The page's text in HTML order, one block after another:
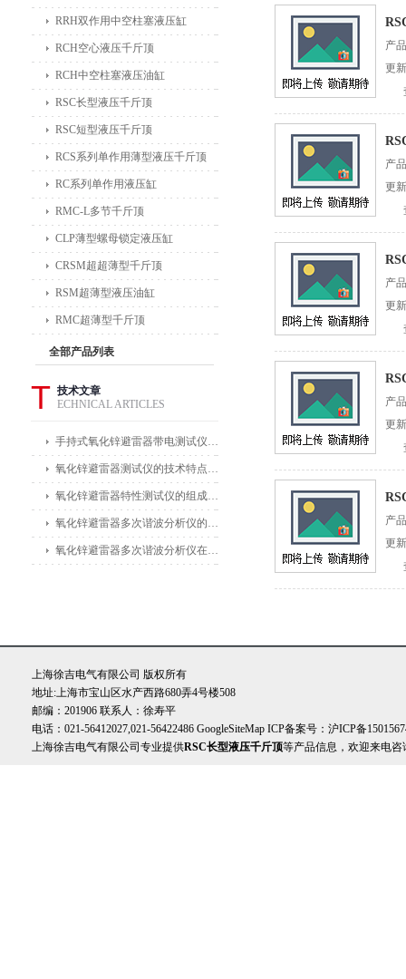
RRH双作用中空柱塞液压缸
RCH空心液压千斤顶
RCH中空柱塞液压油缸
RSC长型液压千斤顶
RSC短型液压千斤顶
RCS系列单作用薄型液压千斤顶
RC系列单作用液压缸
RMC-L多节千斤顶
CLP薄型螺母锁定液压缸
CRSM超超薄型千斤顶
RSM超薄型液压油缸
RMC超薄型千斤顶
全部产品列表
T 技术文章
ECHNICAL ARTICLES
手持式氧化锌避雷器带电测试仪能在不拆卸避雷器的情况下进行带电测试
氧化锌避雷器测试仪的技术特点体现在哪些方面？
氧化锌避雷器特性测试仪的组成部分及其作用
氧化锌避雷器多次谐波分析仪的主要功能及应用领域
氧化锌避雷器多次谐波分析仪在电力公司和变电站中的应用
产
更
产
更
产
更
产
更
产
更
上海徐吉电气有限公司 版权所有
地址:上海市宝山区水产西路680弄4号楼508
邮编：201906 联系人：徐寿平
电话：021-56412027,021-56422486 GoogleSiteMap ICP备案号： 沪ICP备
上海徐吉电气有限公司专业提供RSC长型液压千斤顶等产品信息，欢迎来电咨